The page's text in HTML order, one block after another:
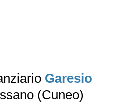
Garesio
(Cuneo)